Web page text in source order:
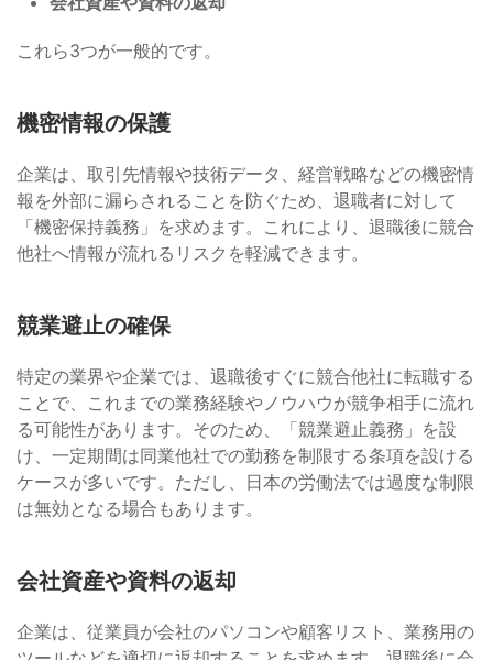
これら3つが一般的です。
機密情報の保護
企業は、取引先情報や技術データ、経営戦略などの機密情
報を外部に漏らされることを防ぐため、退職者に対して
「機密保持義務」を求めます。これにより、退職後に競合
他社へ情報が流れるリスクを軽減できます。
競業避止の確保
特定の業界や企業では、退職後すぐに競合他社に転職する
ことで、これまでの業務経験やノウハウが競争相手に流れ
る可能性があります。そのため、「競業避止義務」を設
け、一定期間は同業他社での勤務を制限する条項を設ける
ケースが多いです。ただし、日本の労働法では過度な制限
は無効となる場合もあります。
会社資産や資料の返却
企業は、従業員が会社のパソコンや顧客リスト、業務用の